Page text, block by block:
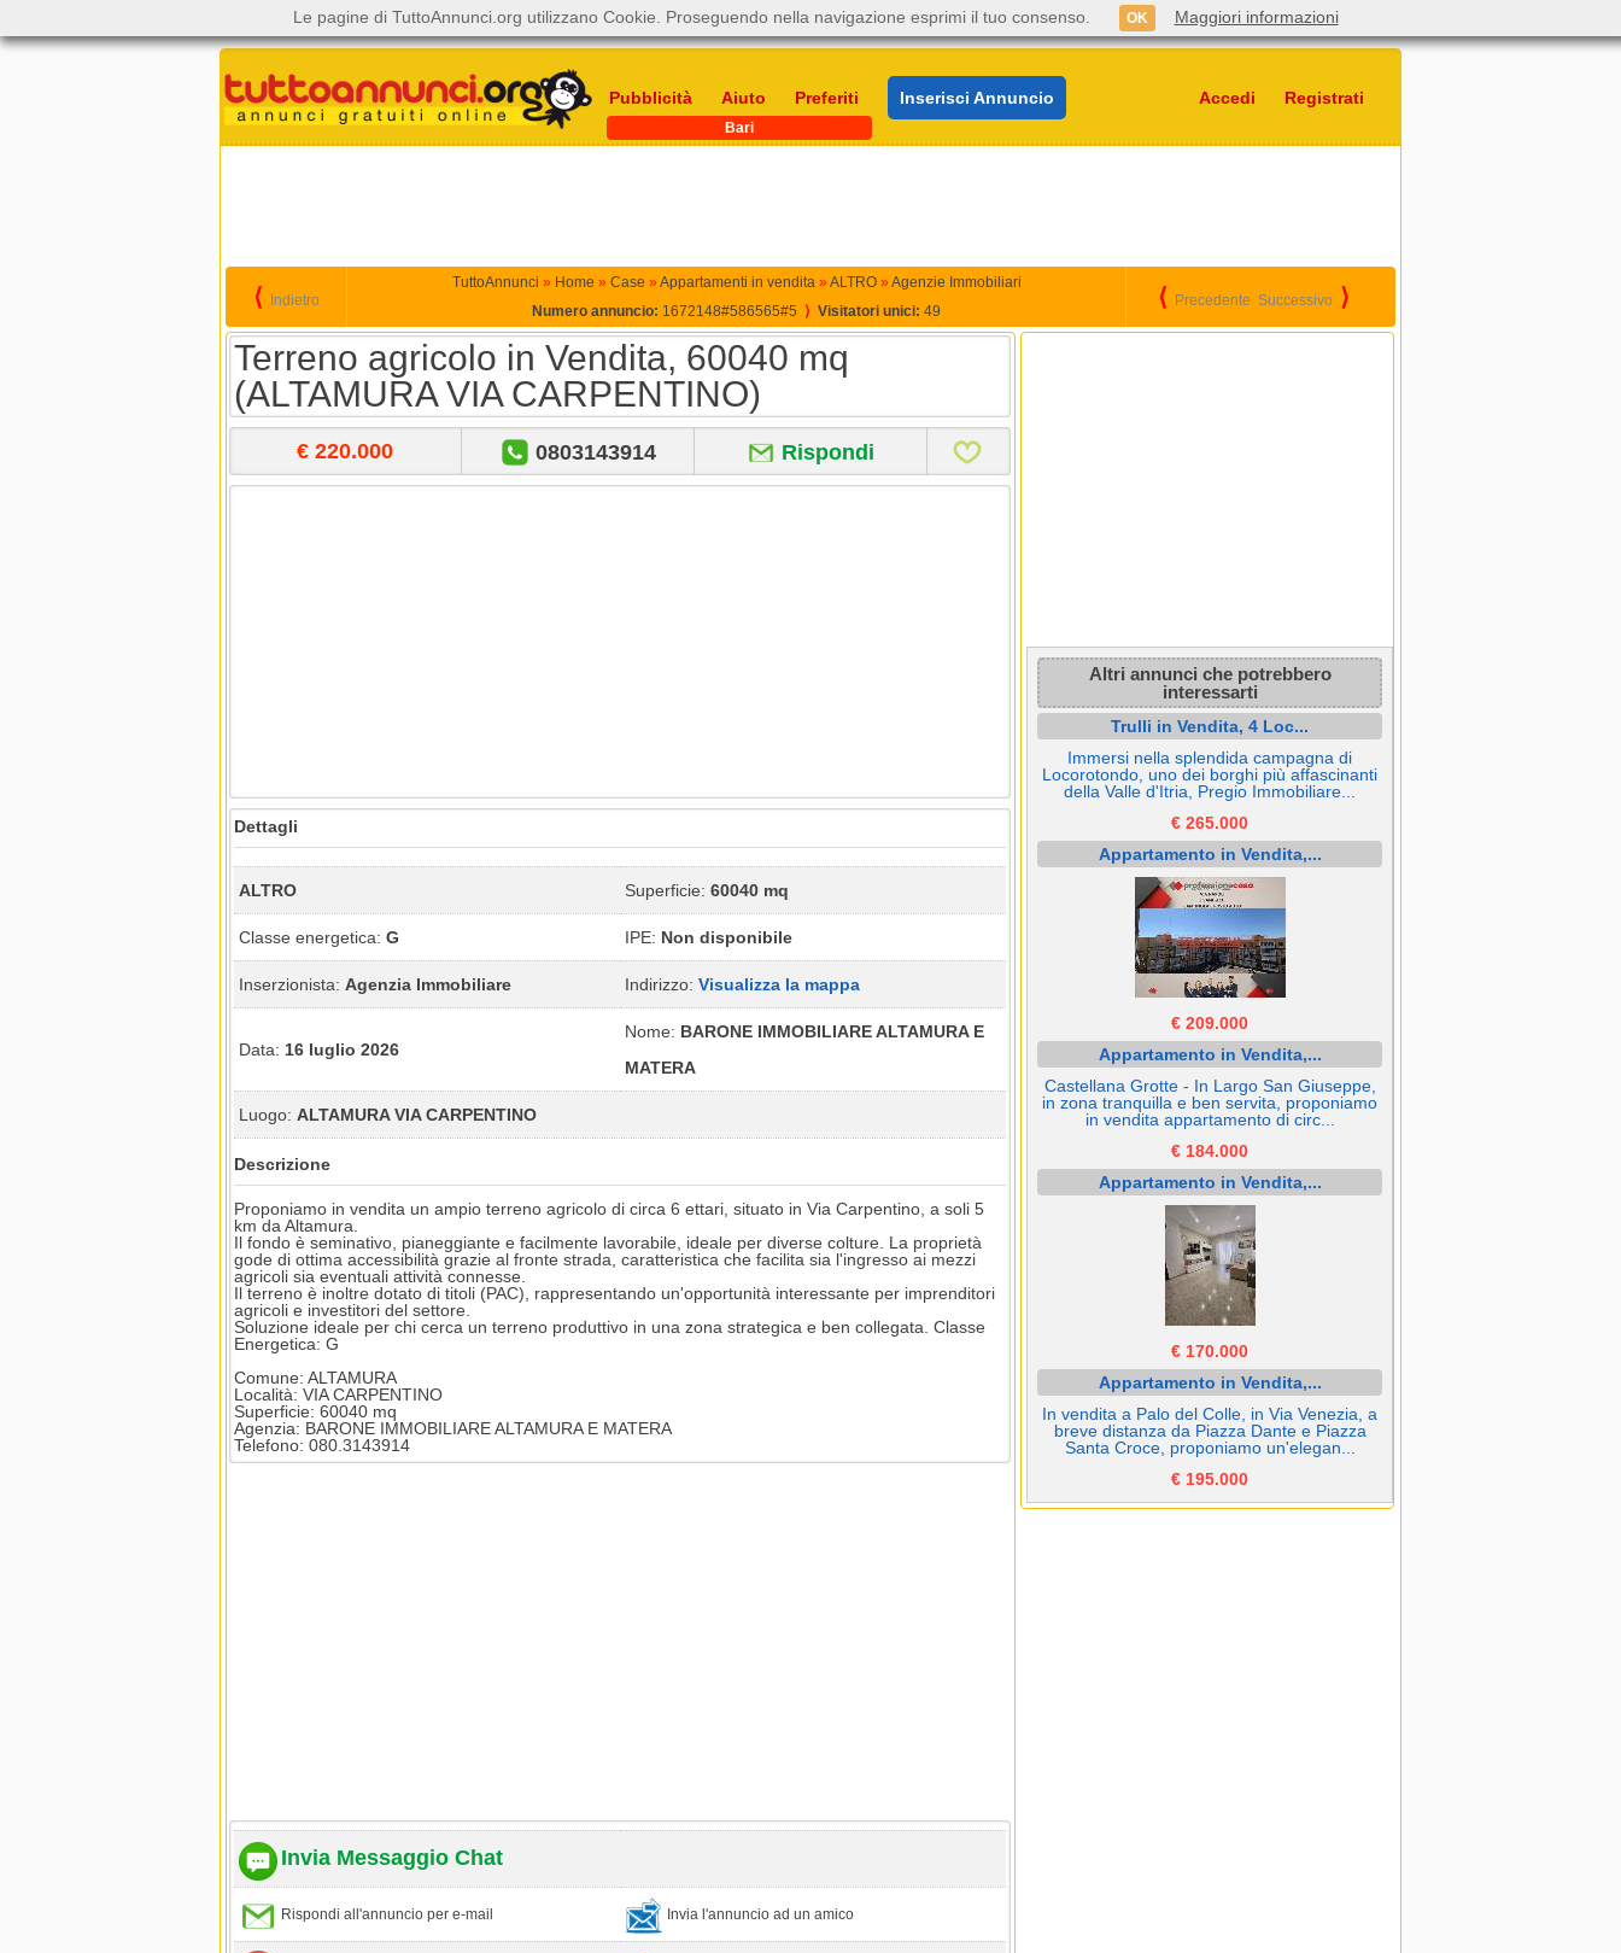
Pubblicità Aiuto Preferiti Inserisci Annuncio Accedi Registrati
Bari
⟨ Indietro
TuttoAnnunci » Home » Case » Appartamenti in vendita » ALTRO » Agenzie Immobiliari
Numero annuncio: 1672148#586565#5 ⟩ Visitatori unici: 49
⟨ Precedente Successivo ⟩
Terreno agricolo in Vendita, 60040 mq
(ALTAMURA VIA CARPENTINO)
€ 220.000 0803143914 Rispondi
Dettagli
ALTRO Superficie: 60040 mq
Classe energetica: G IPE: Non disponibile
Inserzionista: Agenzia Immobiliare Indirizzo: Visualizza la mappa
Data: 16 luglio 2026
Nome: BARONE IMMOBILIARE ALTAMURA E
MATERA
Luogo: ALTAMURA VIA CARPENTINO
Descrizione
Proponiamo in vendita un ampio terreno agricolo di circa 6 ettari, situato in Via Carpentino, a soli 5
km da Altamura.
Il fondo è seminativo, pianeggiante e facilmente lavorabile, ideale per diverse colture. La proprietà
gode di ottima accessibilità grazie al fronte strada, caratteristica che facilita sia l'ingresso ai mezzi
agricoli sia eventuali attività connesse.
Il terreno è inoltre dotato di titoli (PAC), rappresentando un'opportunità interessante per imprenditori
agricoli e investitori del settore.
Soluzione ideale per chi cerca un terreno produttivo in una zona strategica e ben collegata. Classe
Energetica: G
Comune: ALTAMURA
Località: VIA CARPENTINO
Superficie: 60040 mq
Agenzia: BARONE IMMOBILIARE ALTAMURA E MATERA
Telefono: 080.3143914
Invia Messaggio Chat
Rispondi all'annuncio per e-mail Invia l'annuncio ad un amico
Altri annunci che potrebbero
interessarti
Trulli in Vendita, 4 Loc...
Immersi nella splendida campagna di
Locorotondo, uno dei borghi più affascinanti
della Valle d'Itria, Pregio Immobiliare...
€ 265.000
Appartamento in Vendita,...
€ 209.000
Appartamento in Vendita,...
Castellana Grotte - In Largo San Giuseppe,
in zona tranquilla e ben servita, proponiamo
in vendita appartamento di circ...
€ 184.000
Appartamento in Vendita,...
€ 170.000
Appartamento in Vendita,...
In vendita a Palo del Colle, in Via Venezia, a
breve distanza da Piazza Dante e Piazza
Santa Croce, proponiamo un'elegan...
€ 195.000
Le pagine di TuttoAnnunci.org utilizzano Cookie. Proseguendo nella navigazione esprimi il tuo consenso. OK Maggiori informazioni